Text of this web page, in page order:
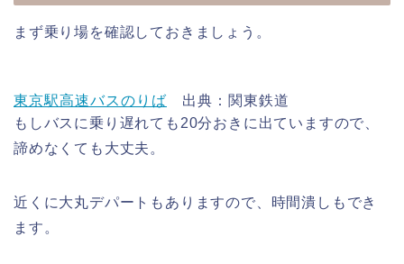
まず乗り場を確認しておきましょう。
東京駅高速バスのりば 出典：関東鉄道
もしバスに乗り遅れても20分おきに出ていますので、
諦めなくても大丈夫。
近くに大丸デパートもありますので、時間潰しもでき
ます。